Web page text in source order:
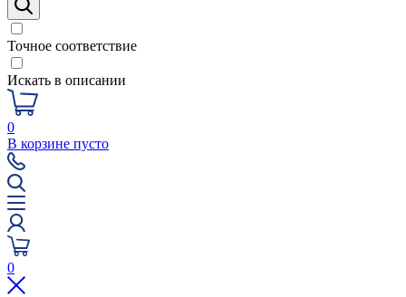
Точное соответствие
Искать в описании
0
В корзине пусто
0